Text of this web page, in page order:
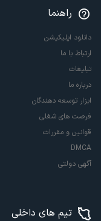
راهنما
دانلود اپلیکیشن
ارتباط با ما
تبلیغات
درباره ما
ابزار توسعه دهندگان
فرصت های شغلی
قوانین و مقررات
DMCA
آگهی دولتی
تیم های داخلی